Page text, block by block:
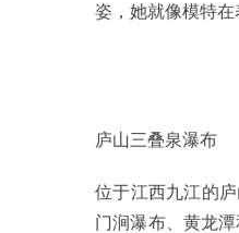
姿，她就像模特在
庐山三叠泉瀑布
位于江西九江的
门涧瀑布、黄龙